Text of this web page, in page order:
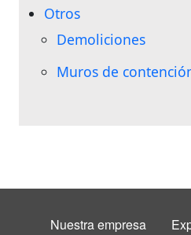
Otros
Demoliciones
Muros de
FOOTER MENU
Nuestra empresa